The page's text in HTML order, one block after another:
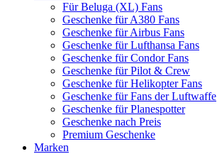
Für Beluga (XL) Fans
Geschenke für A380 Fans
Geschenke für Airbus Fans
Geschenke für Lufthansa Fans
Geschenke für Condor Fans
Geschenke für Pilot & Crew
Geschenke für Helikopter Fans
Geschenke für Fans der Luftwaffe
Geschenke für Planespotter
Geschenke nach Preis
Premium Geschenke
Marken